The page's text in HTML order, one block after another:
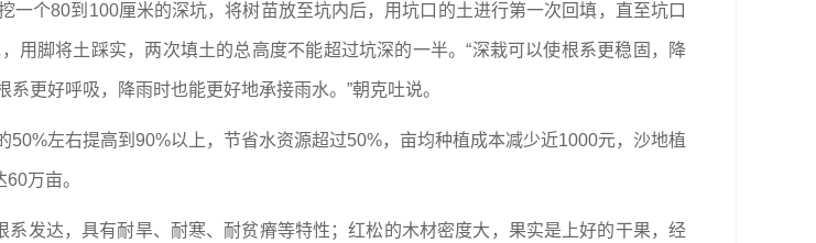
个80到100厘米的深坑，将树苗放至坑内后，用坑口的土进行第一次回填，直至坑口
用脚将土踩实，两次填土的总高度不能超过坑深的一半。“深栽可以使根系更稳固，降
更好呼吸，降雨时也能更好地承接雨水。”朝克吐说。
左右提高到90%以上，节省水资源超过50%，亩均种植成本减少近1000元，沙地植
万亩。
发达，具有耐旱、耐寒、耐贫瘠等特性；红松的木材密度大，果实是上好的干果，经